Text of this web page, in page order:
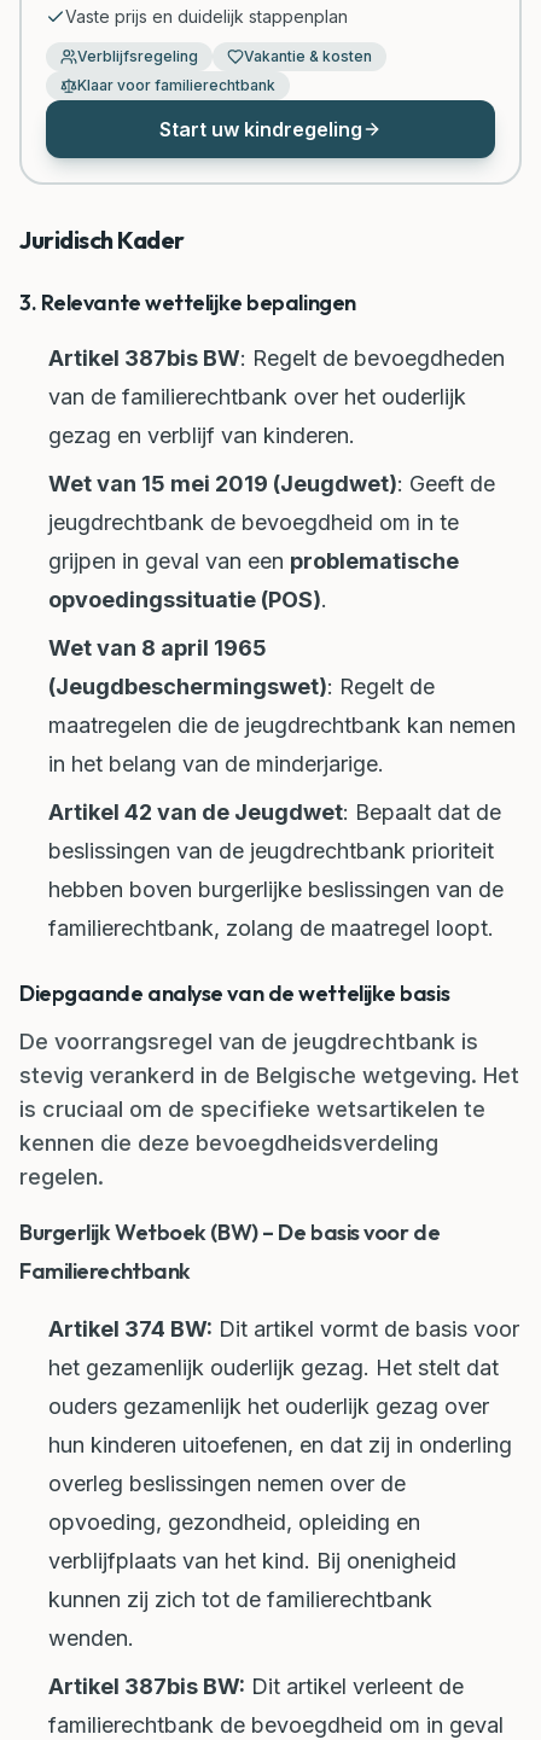
Vaste prijs en duidelijk stappenplan
Verblijfsregeling
Vakantie & kosten
Klaar voor familierechtbank
Start uw kindregeling
Juridisch Kader
3. Relevante wettelijke bepalingen
Artikel 387bis BW: Regelt de bevoegdheden
van de familierechtbank over het ouderlijk
gezag en verblijf van kinderen.
Wet van 15 mei 2019 (Jeugdwet): Geeft de
jeugdrechtbank de bevoegdheid om in te
grijpen in geval van een problematische
opvoedingssituatie (POS).
Wet van 8 april 1965
(Jeugdbeschermingswet): Regelt de
maatregelen die de jeugdrechtbank kan nemen
in het belang van de minderjarige.
Artikel 42 van de Jeugdwet: Bepaalt dat de
beslissingen van de jeugdrechtbank prioriteit
hebben boven burgerlijke beslissingen van de
familierechtbank, zolang de maatregel loopt.
Diepgaande analyse van de wettelijke basis
De voorrangsregel van de jeugdrechtbank is
stevig verankerd in de Belgische wetgeving. Het
is cruciaal om de specifieke wetsartikelen te
kennen die deze bevoegdheidsverdeling
regelen.
Burgerlijk Wetboek (BW) – De basis voor de
Familierechtbank
Artikel 374 BW: Dit artikel vormt de basis voor
het gezamenlijk ouderlijk gezag. Het stelt dat
ouders gezamenlijk het ouderlijk gezag over
hun kinderen uitoefenen, en dat zij in onderling
overleg beslissingen nemen over de
opvoeding, gezondheid, opleiding en
verblijfplaats van het kind. Bij onenigheid
kunnen zij zich tot de familierechtbank
wenden.
Artikel 387bis BW: Dit artikel verleent de
familierechtbank de bevoegdheid om in geval